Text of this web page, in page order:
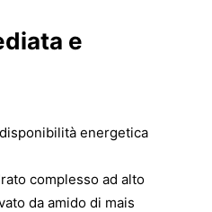
e
energetica
complesso ad alto
da amido di mais